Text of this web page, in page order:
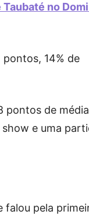
no
pontos, 14% de
pontos de média
e uma
falou pela